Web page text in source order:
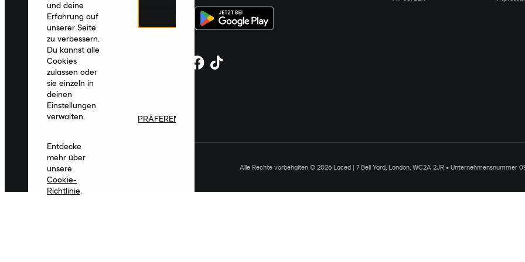
Alle Rechte vorbehalten © 2026 Laced | 7 Bell Yard, London, WC2A 2JR • Unternehmensnummer
und deine
Erfahrung auf
unserer Seite
zu verbessern.
Du kannst alle
Cookies
zulassen oder
sie einzeln in
deinen
Einstellungen
verwalten.
Entdecke
mehr über
unsere
Cookie-
Richtlinie.
PRÄFERENZEN